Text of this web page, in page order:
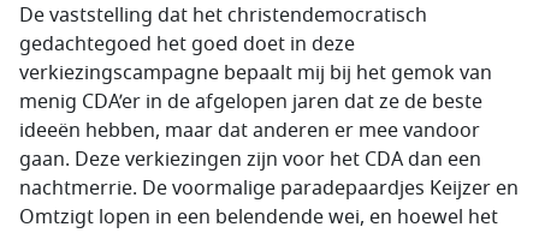
De vaststelling dat het christendemocratisch
gedachtegoed het goed doet in deze
verkiezingscampagne bepaalt mij bij het gemok van
menig CDA’er in de afgelopen jaren dat ze de beste
ideeën hebben, maar dat anderen er mee vandoor
gaan. Deze verkiezingen zijn voor het CDA dan een
nachtmerrie. De voormalige paradepaardjes Keijzer en
Omtzigt lopen in een belendende wei, en hoewel het